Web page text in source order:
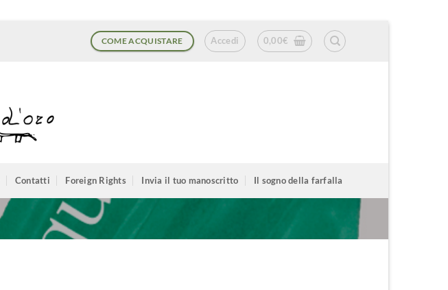
COME ACQUISTARE Accedi 0,00€
Contatti Foreign Rights Invia il tuo manoscritto Il sogno della farfalla